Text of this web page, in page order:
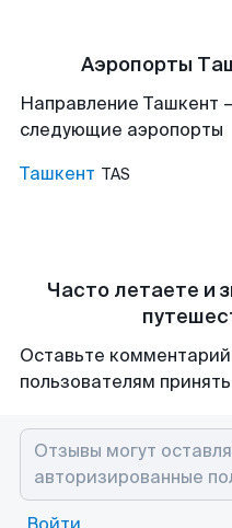
Аэропорты
Направление Ташкент
следующие аэропорты
Ташкент TAS
Часто летаете и
Оставьте
пользователям